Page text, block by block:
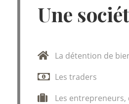
Une
La détention de
Les traders
Les